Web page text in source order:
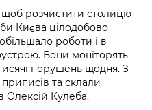
переміщених
військовій
дій чи
інформації
на
воєнного
of
law
for mass
щоб розчистити столицю
Києва цілодобово
роботи і в
Вони моніторять
порушень щодня. З
та склали
Олексій Кулеба.